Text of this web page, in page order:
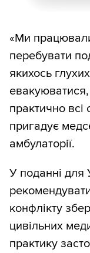
«Ми
перебувати
якихось
практично всі
пригадує
амбулаторії.
У поданні
конфлікту
цивільних
практику